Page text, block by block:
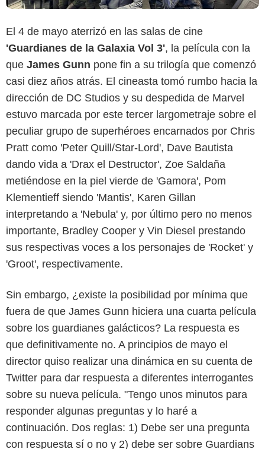
El 4 de mayo aterrizó en las salas de cine
'Guardianes de la Galaxia Vol 3', la película con la
que James Gunn pone fin a su trilogía que comenzó
casi diez años atrás. El cineasta tomó rumbo hacia la
dirección de DC Studios y su despedida de Marvel
estuvo marcada por este tercer largometraje sobre el
peculiar grupo de superhéroes encarnados por Chris
Pratt como 'Peter Quill/Star-Lord', Dave Bautista
dando vida a 'Drax el Destructor', Zoe Saldaña
metiéndose en la piel vierde de 'Gamora', Pom
Klementieff siendo 'Mantis', Karen Gillan
interpretando a 'Nebula' y, por último pero no menos
importante, Bradley Cooper y Vin Diesel prestando
sus respectivas voces a los personajes de 'Rocket' y
'Groot', respectivamente.
Sin embargo, ¿existe la posibilidad por mínima que
fuera de que James Gunn hiciera una cuarta película
sobre los guardianes galácticos? La respuesta es
que definitivamente no. A principios de mayo el
director quiso realizar una dinámica en su cuenta de
Twitter para dar respuesta a diferentes interrogantes
sobre su nueva película. "Tengo unos minutos para
responder algunas preguntas y lo haré a
continuación. Dos reglas: 1) Debe ser una pregunta
con respuesta sí o no y 2) debe ser sobre Guardians